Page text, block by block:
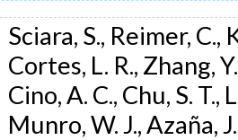
Sciara, S., Reimer, C.,
Cortes, L. R., Zhang,
Cino, A. C., Chu, S. T.,
Munro, W. J., Azaña,